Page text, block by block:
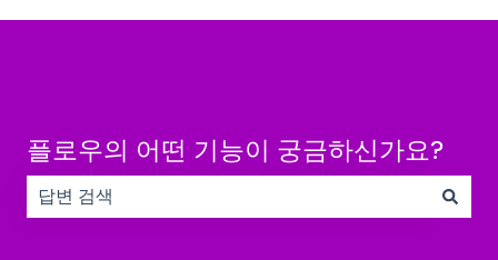
플로우의 어떤 기능이 궁금하신가요?